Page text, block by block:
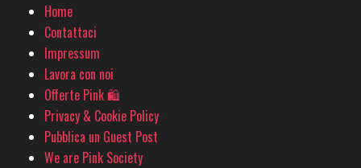
Home
Contattaci
Impressum
Lavora con noi
Offerte Pink 🛍
Privacy & Cookie Policy
Pubblica un Guest Post
We are Pink Society